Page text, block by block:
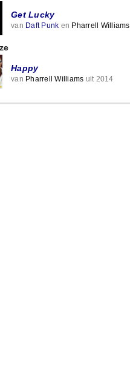
Get Lucky
van Daft Punk en Pharrell Williams
Happy
van Pharrell Williams uit 2014